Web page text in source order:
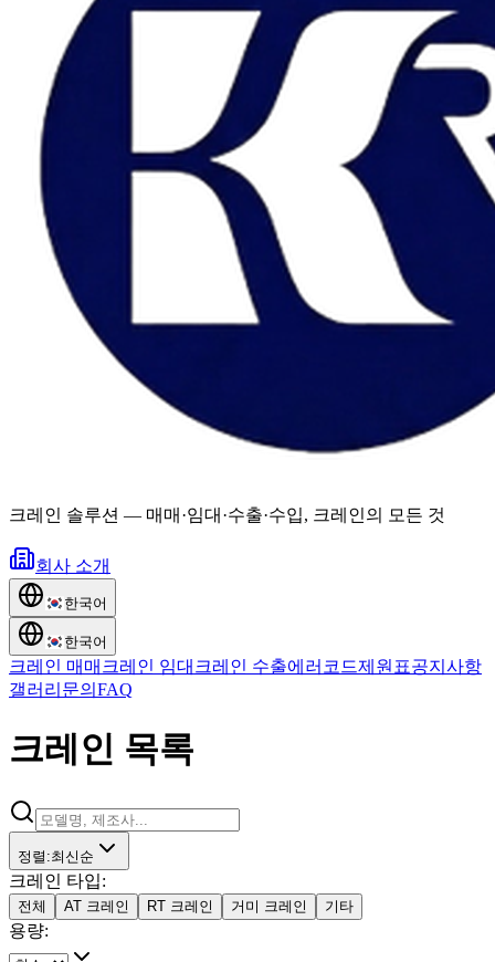
크레인 솔루션 — 매매·임대·수출·수입, 크레인의 모든 것
회사 소개
한국어
한국어
크레인 매매 크레인 임대 크레인 수출에러코드제원표공지사항
갤러리 문의 FAQ
크레인 목록
정렬 :최신순
크레인 타입:
전체 AT 크레인 RT 크레인 거미 크레인 기타
용량: